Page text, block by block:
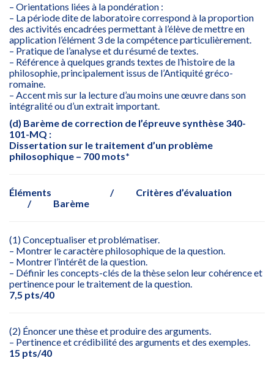
– Orientations liées à la pondération :
– La période dite de laboratoire correspond à la proportion
des activités encadrées permettant à l’élève de mettre en
application l’élément 3 de la compétence particulièrement.
– Pratique de l’analyse et du résumé de textes.
– Référence à quelques grands textes de l’histoire de la
philosophie, principalement issus de l’Antiquité gréco-
romaine.
– Accent mis sur la lecture d’au moins une œuvre dans son
intégralité ou d’un extrait important.
(d) Barème de correction de l’épreuve synthèse 340-
101-MQ :
Dissertation sur le traitement d’un problème
philosophique – 700 mots*
Éléments / Critères d’évaluation
/ Barème
(1) Conceptualiser et problématiser.
– Montrer le caractère philosophique de la question.
– Montrer l’intérêt de la question.
– Définir les concepts-clés de la thèse selon leur cohérence et
pertinence pour le traitement de la question.
7,5 pts/40
(2) Énoncer une thèse et produire des arguments.
– Pertinence et crédibilité des arguments et des exemples.
15 pts/40